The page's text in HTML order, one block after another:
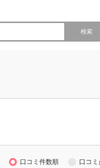
検索
口コミ件数順 口コ